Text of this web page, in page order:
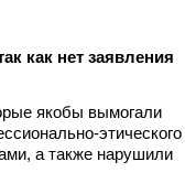
как нет заявления
якобы вымогали
этического
а также нарушили